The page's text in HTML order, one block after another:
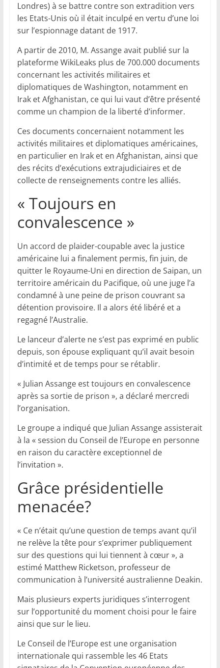
Londres) à se battre contre son extradition vers
les Etats-Unis où il était inculpé en vertu d’une loi
sur l’espionnage datant de 1917.
A partir de 2010, M. Assange avait publié sur la
plateforme WikiLeaks plus de 700.000 documents
concernant les activités militaires et
diplomatiques de Washington, notamment en
Irak et Afghanistan, ce qui lui vaut d’être présenté
comme un champion de la liberté d’informer.
Ces documents concernaient notamment les
activités militaires et diplomatiques américaines,
en particulier en Irak et en Afghanistan, ainsi que
des récits d’exécutions extrajudiciaires et de
collecte de renseignements contre les alliés.
« Toujours en
convalescence »
Un accord de plaider-coupable avec la justice
américaine lui a finalement permis, fin juin, de
quitter le Royaume-Uni en direction de Saipan, un
territoire américain du Pacifique, où une juge l’a
condamné à une peine de prison couvrant sa
détention provisoire. Il a alors été libéré et a
regagné l’Australie.
Le lanceur d’alerte ne s’est pas exprimé en public
depuis, son épouse expliquant qu’il avait besoin
d’intimité et de temps pour se rétablir.
« Julian Assange est toujours en convalescence
après sa sortie de prison », a déclaré mercredi
l’organisation.
Le groupe a indiqué que Julian Assange assisterait
à la « session du Conseil de l’Europe en personne
en raison du caractère exceptionnel de
l’invitation ».
Grâce présidentielle
menacée?
« Ce n’était qu’une question de temps avant qu’il
ne relève la tête pour s’exprimer publiquement
sur des questions qui lui tiennent à cœur », a
estimé Matthew Ricketson, professeur de
communication à l’université australienne Deakin.
Mais plusieurs experts juridiques s’interrogent
sur l’opportunité du moment choisi pour le faire
ainsi que sur le lieu.
Le Conseil de l’Europe est une organisation
internationale qui rassemble les 46 Etats